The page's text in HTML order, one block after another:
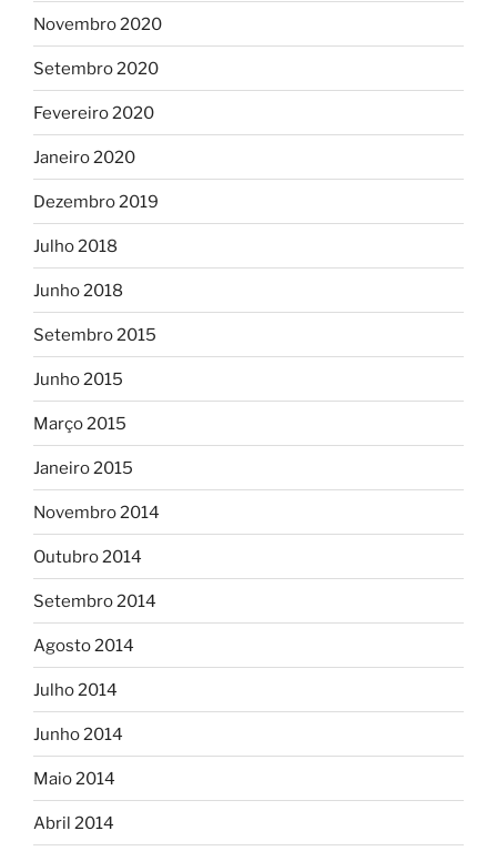
Novembro 2020
Setembro 2020
Fevereiro 2020
Janeiro 2020
Dezembro 2019
Julho 2018
Junho 2018
Setembro 2015
Junho 2015
Março 2015
Janeiro 2015
Novembro 2014
Outubro 2014
Setembro 2014
Agosto 2014
Julho 2014
Junho 2014
Maio 2014
Abril 2014